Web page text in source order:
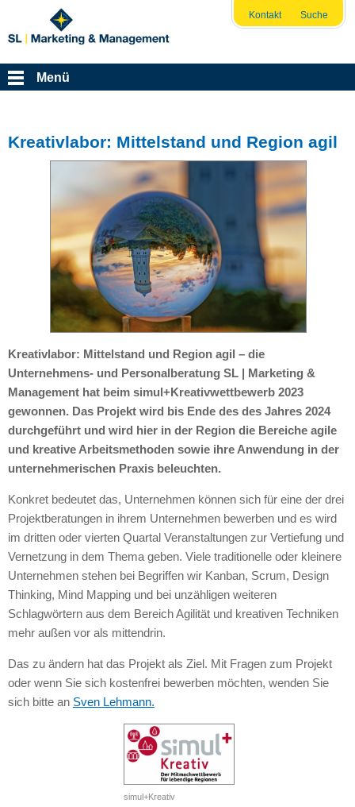
Kontakt Suche
Menü
Kreativlabor: Mittelstand und Region agil
Kreativlabor: Mittelstand und Region agil – die
Unternehmens- und Personalberatung SL | Marketing &
Management hat beim simul+Kreativwettbewerb 2023
gewonnen. Das Projekt wird bis Ende des des Jahres 2024
durchgeführt und wird hier in der Region die Bereiche agile
und kreative Arbeitsmethoden sowie ihre Anwendung in der
unternehmerischen Praxis beleuchten.
Konkret bedeutet das, Unternehmen können sich für eine der drei
Projektberatungen in ihrem Unternehmen bewerben und es wird
im dritten oder vierten Quartal Veranstaltungen zur Vertiefung und
Vernetzung in dem Thema geben. Viele traditionelle oder kleinere
Unternehmen stehen bei Begriffen wir Kanban, Scrum, Design
Thinking, Mind Mapping und bei unzähligen weiteren
Schlagwörtern aus dem Bereich Agilität und kreativen Techniken
mehr außen vor als mittendrin.
Das zu ändern hat das Projekt als Ziel. Mit Fragen zum Projekt
oder wenn Sie sich kostenfrei bewerben möchten, wenden Sie
sich bitte an Sven Lehmann.
simul+Kreativ